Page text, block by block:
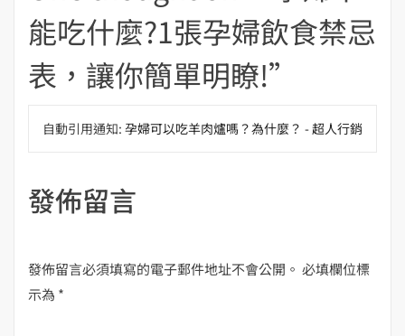
能吃什麼?1張孕婦飲食禁忌
表，讓你簡單明瞭!”
自動引用通知: 孕婦可以吃羊肉爐嗎？為什麼？ - 超人行銷
發佈留言
發佈留言必須填寫的電子郵件地址不會公開。 必填欄位標
示為 *